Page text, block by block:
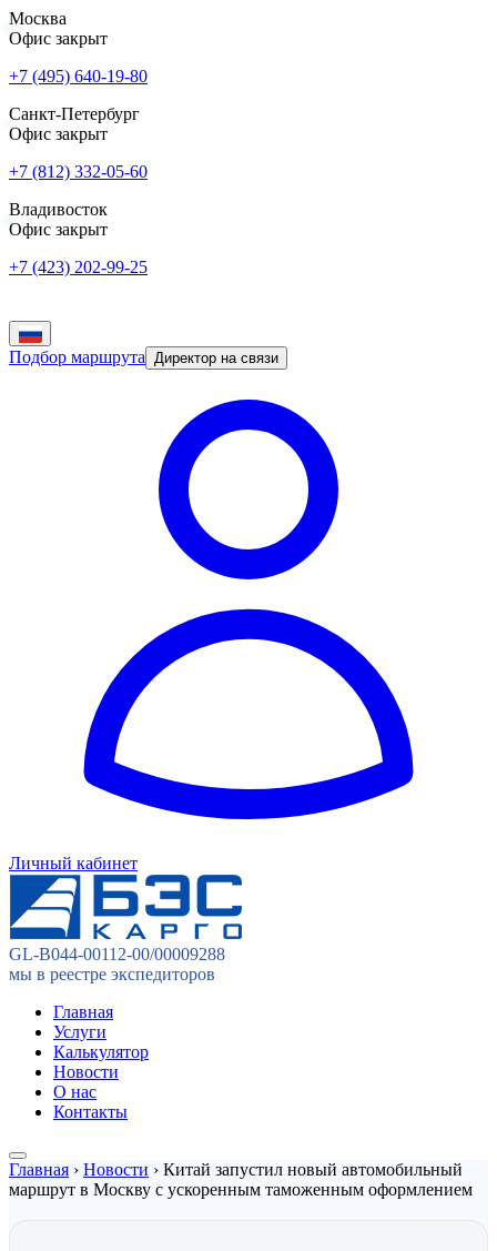
Москва
Офис закрыт
+7 (495) 640-19-80
Санкт-Петербург
Офис закрыт
+7 (812) 332-05-60
Владивосток
Офис закрыт
+7 (423) 202-99-25
Подбор маршрута Директор на связи
Личный кабинет
GL-B044-00112-00/00009288
мы в реестре экспедиторов
Главная
Услуги
Калькулятор
Новости
О нас
Контакты
Главная › Новости › Китай запустил новый автомобильный
маршрут в Москву с ускоренным таможенным оформлением